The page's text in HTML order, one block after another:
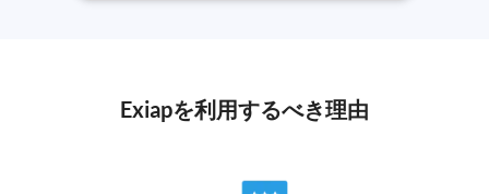
Exiapを利用するべき理由